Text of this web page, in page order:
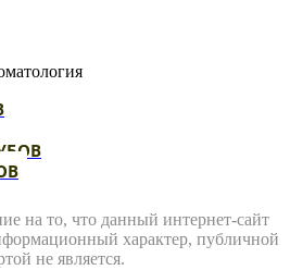
на то, что данный интернет-сайт
характер, публичной
не является.